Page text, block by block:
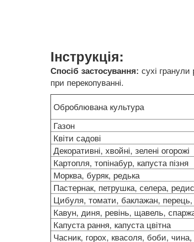
Інструкція:
Спосіб застосування: сухі
при перекопуванні.
Оброблювана культура
Газон
Квіти садові
Декоративні, хвойні, зелені огорожі
Картопля, топінабур, капуста пізня
Морква, буряк, редька
Пастернак, петрушка, селера,
Цибуля, томати, баклажан, перець,
Кавун, диня, ревінь, щавель,
Капуста рання, капуста цвітна
Часник, горох, квасоля, боби,